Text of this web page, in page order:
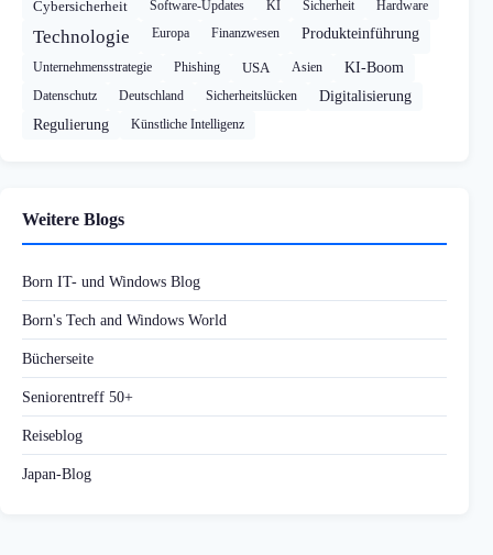
Cybersicherheit Software-Updates KI Sicherheit Hardware
Technologie Europa Finanzwesen Produkteinführung
Unternehmensstrategie Phishing USA Asien KI-Boom
Datenschutz Deutschland Sicherheitslücken
Digitalisierung
Regulierung
Künstliche Intelligenz
Weitere Blogs
Born IT- und Windows Blog
Born's Tech and Windows World
Bücherseite
Seniorentreff 50+
Reiseblog
Japan-Blog